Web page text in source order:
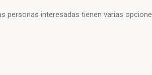
personas interesadas tienen varias